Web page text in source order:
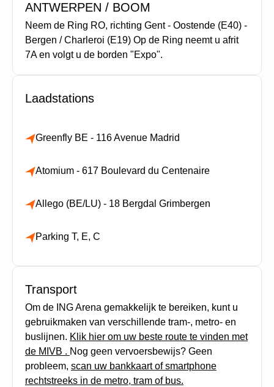
ANTWERPEN / BOOM
Neem de Ring RO, richting Gent - Oostende (E40) -
Bergen / Charleroi (E19) Op de Ring neemt u afrit
7A en volgt u de borden "Expo".
Laadstations
Greenfly BE - 116 Avenue Madrid
Atomium - 617 Boulevard du Centenaire
Allego (BE/LU) - 18 Bergdal Grimbergen
Parking T, E, C
Transport
Om de ING Arena gemakkelijk te bereiken, kunt u
gebruikmaken van verschillende tram-, metro- en
buslijnen. Klik hier om uw beste route te vinden met
de MIVB . Nog geen vervoersbewijs? Geen
probleem, scan uw bankkaart of smartphone
rechtstreeks in de metro, tram of bus.